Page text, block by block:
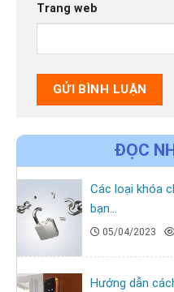
Trang web
ĐỌC
Các loại khóa
bạn...
05/04/2023
Hướng dẫn